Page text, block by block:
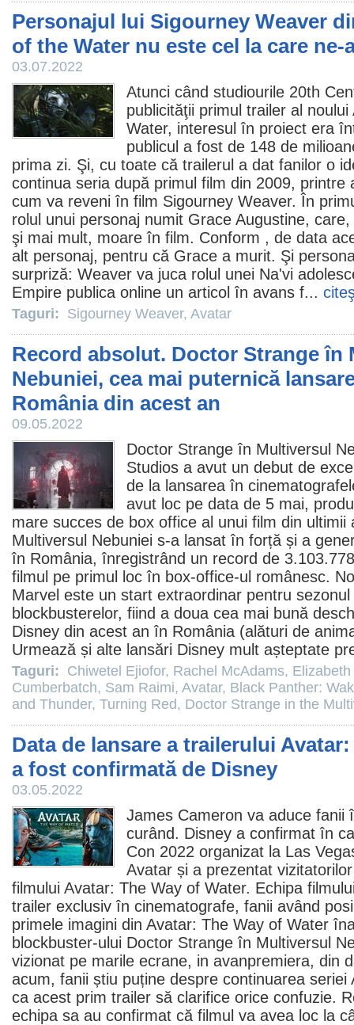
Personajul lui Sigourney Weaver
of the Water nu este cel la care ne-
03.07.2022
Atunci când studiourile 20th
publicităţii primul trailer al noului
Water, interesul în proiect era
publicul a fost de 148 de
prima zi. Şi, cu toate că trailerul a dat fanilor o
continua seria după primul film din 2009, printre
cum va reveni în film Sigourney Weaver. În
rolul unui personaj numit Grace Augustine,
şi mai mult, moare în film. Conform , de data
alt personaj, pentru că Grace a murit. Şi
surpriză: Weaver va juca rolul unei Na'vi
Empire publica online un articol în avans f...
Taguri: Sigourney Weaver, Avatar
Record absolut. Doctor Strange în
Nebuniei, cea mai puternică
România din acest an
09.05.2022
Doctor Strange în Multiversul
Studios a avut un debut de
de la lansarea în
avut loc pe data de 5 mai,
mare succes de box office al unui film din ultimii
Multiversul Nebuniei s-a lansat în forță și a
în România, înregistrând un record de
filmul pe primul loc în box-office-ul românesc.
Marvel este un start extraordinar pentru
blockbusterelor, fiind a doua cea mai bună
Disney din acest an în România (alături de
Urmează și alte lansări Disney mult așteptate
Taguri: Chiwetel Ejiofor, Rachel McAdams,
Cumberbatch, Sam Raimi, Avatar, Black Panther:
and Thunder, Turning Red, Doctor Strange in the
Data de lansare a trailerului
a fost confirmată de Disney
03.05.2022
James Cameron va aduce fanii
curând. Disney a confirmat în
Con 2022 organizat la Las
Avatar și a prezentat
filmului Avatar: The Way of Water. Echipa
trailer exclusiv în cinematografe, fanii având
primele imagini din Avatar: The Way of Water
blockbuster-ului Doctor Strange în Multiversul
vizionat pe marile ecrane, in avanpremiera, din
acum, fanii știu puține despre continuarea seriei
ca acest prim trailer să clarifice orice confuzie.
echipa sa au confirmat că filmul va avea loc la